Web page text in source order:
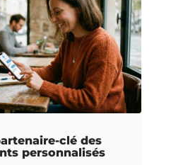
clé des
personnalisés